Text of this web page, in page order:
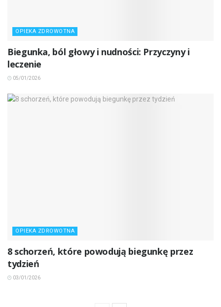
OPIEKA ZDROWOTNA
Biegunka, ból głowy i nudności: Przyczyny i
leczenie
05/01/2026
OPIEKA ZDROWOTNA
8 schorzeń, które powodują biegunkę przez
tydzień
03/01/2026